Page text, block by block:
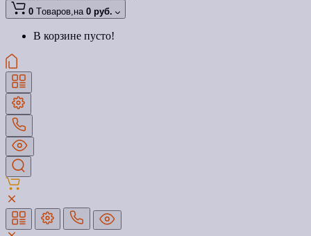
0 Tоваров,на 0 руб.
В корзине пусто!